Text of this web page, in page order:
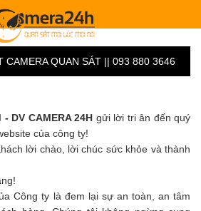
CAMERA QUAN SÁT || 093 880 3646
- DV CAMERA 24H gửi lời tri ân đến quý
của công ty!
lời chào, lời chúc sức khỏe và thành
Công ty là đem lại sự an toàn, an tâm